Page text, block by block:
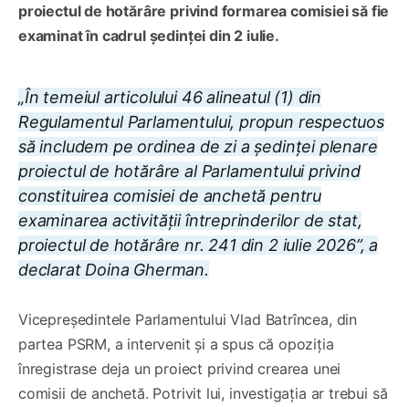
proiectul de hotărâre privind formarea comisiei să fie
examinat în cadrul ședinței din 2 iulie.
„În temeiul articolului 46 alineatul (1) din
Regulamentul Parlamentului, propun respectuos
să includem pe ordinea de zi a ședinței plenare
proiectul de hotărâre al Parlamentului privind
constituirea comisiei de anchetă pentru
examinarea activității întreprinderilor de stat,
proiectul de hotărâre nr. 241 din 2 iulie 2026”, a
declarat Doina Gherman.
Vicepreședintele Parlamentului Vlad Batrîncea, din
partea PSRM, a intervenit și a spus că opoziția
înregistrase deja un proiect privind crearea unei
comisii de anchetă. Potrivit lui, investigația ar trebui să